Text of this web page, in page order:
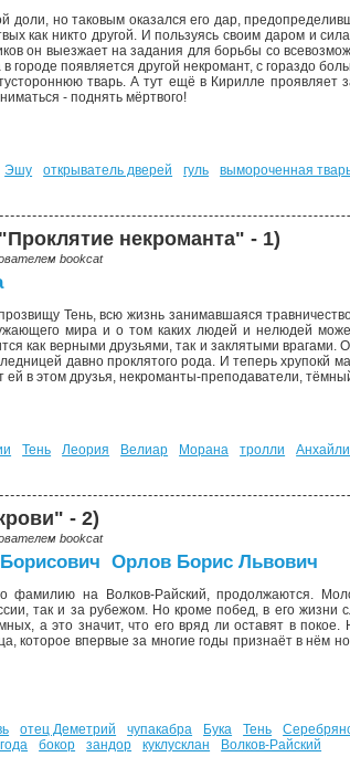
доли, но таковым оказался его дар,
как никто другой. И пользуясь своим даром и
он выезжает на задания для борьбы со
городе появляется другой некромант, с гораздо
тварь. А тут ещё в Кирилле проявляет
- поднять мёртвого!
Эшу открыватель дверей гуль вымороченная
некроманта" - 1)
bookcat
Тень, всю жизнь занимавшаяся
мира и о том каких людей и нелюдей
как верными друзьями, так и заклятыми
давно проклятого рода. И теперь хрупокй
ей в этом друзья, некроманты-преподаватели,
Тень Леория Велиар Морана тролли
- 2)
bookcat
Орлов Борис Львович
фамилию на Волков-Райский, продолжаются.
так и за рубежом. Но кроме побед, в его жизни
а это значит, что его вряд ли оставят в
которое впервые за многие годы признаёт в нём
отец Деметрий чупакабра Бука Тень
бокор зандор куклусклан
Волков-Райский